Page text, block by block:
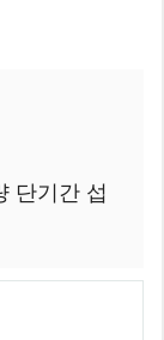
단기간 섭